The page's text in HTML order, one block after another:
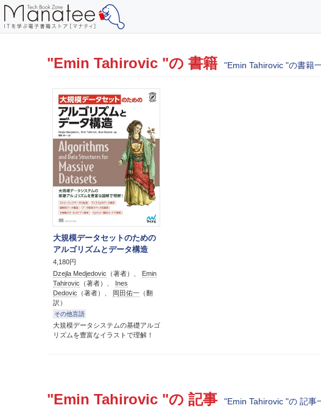
"Emin Tahirovic "の 書籍 "Emin Tahirovic "の書籍
大規模データセットのための
アルゴリズムとデータ構造
4,180円
Dzejla Medjedovic （著者）、 Emin
Tahirovic （著者）、 Ines
Dedovic （著者）、 岡田佑一 （翻
訳）
その他言語
大規模データシステムの基礎アルゴ
リズムを豊富なイラストで理解！
"Emin Tahirovic "の 記事 "Emin Tahirovic "の 記事